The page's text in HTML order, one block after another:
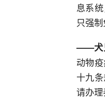
息系
只强
——犬
动物
十九
请办理